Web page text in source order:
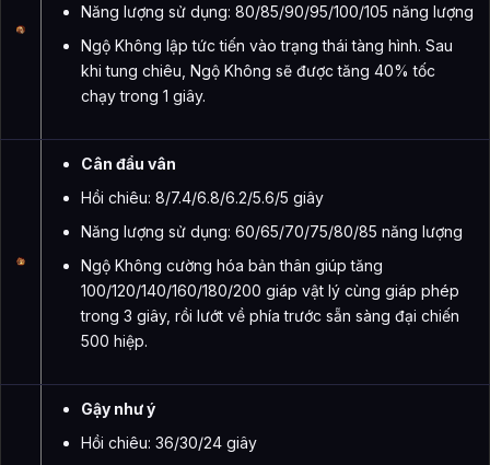
Năng lượng sử dụng: 80/85/90/95/100/105 năng lượng
Ngộ Không lập tức tiến vào trạng thái tàng hình. Sau
khi tung chiêu, Ngộ Không sẽ được tăng 40% tốc
chạy trong 1 giây.
Cân đẩu vân
Hồi chiêu: 8/7.4/6.8/6.2/5.6/5 giây
Năng lượng sử dụng: 60/65/70/75/80/85 năng lượng
Ngộ Không cường hóa bản thân giúp tăng
100/120/140/160/180/200 giáp vật lý cùng giáp phép
trong 3 giây, rồi lướt về phía trước sẵn sàng đại chiến
500 hiệp.
Gậy như ý
Hồi chiêu: 36/30/24 giây